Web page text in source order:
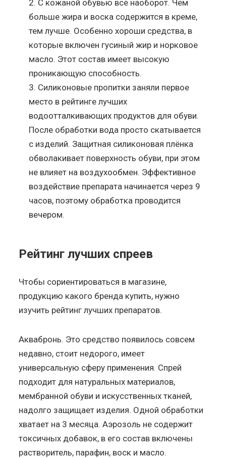
С кожаной обувью всё наоборот. Чем
больше жира и воска содержится в креме,
тем лучше. Особенно хороши средства, в
которые включен гусиный жир и норковое
масло. Этот состав имеет высокую
проникающую способность.
Силиконовые пропитки заняли первое
место в рейтинге лучших
водоотталкивающих продуктов для обуви.
После обработки вода просто скатывается
с изделий. Защитная силиконовая плёнка
обволакивает поверхность обуви, при этом
не влияет на воздухообмен. Эффективное
воздействие препарата начинается через 9
часов, поэтому обработка проводится
вечером.
Рейтинг лучших спреев
Чтобы сориентироваться в магазине,
продукцию какого бренда купить, нужно
изучить рейтинг лучших препаратов.
Аквабронь. Это средство появилось совсем
недавно, стоит недорого, имеет
универсальную сферу применения. Спрей
подходит для натуральных материалов,
мембранной обуви и искусственных тканей,
надолго защищает изделия. Одной обработки
хватает на 3 месяца. Аэрозоль не содержит
токсичных добавок, в его состав включены
растворитель, парафин, воск и масло.